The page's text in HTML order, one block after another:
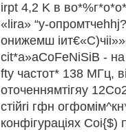
irpt 4,2 K в
«lira» “у-
онижемш
cit*a»aCoFeNiSiB - на
fty частот* 138 МГц,
оточеннямтігяу
стійrі гфн
конфігураціях